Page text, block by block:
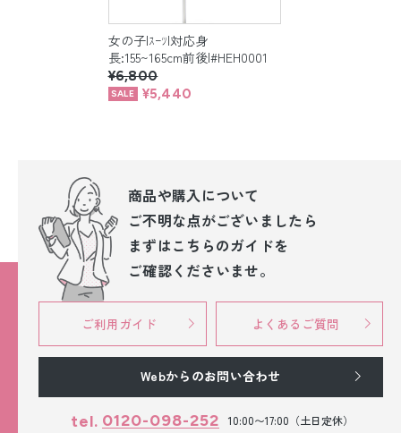
女の子|ｽｰﾂ|対応身
長:155~165cm前後|#HEH0001
¥6,800
¥5,440
商品や購入について
ご不明な点がございましたら
まずはこちらのガイドを
ご確認くださいませ。
ご利用ガイド よくあるご質問
Webからのお問い合わせ
tel. 0120-098-252 10:00〜17:00（土日定休）